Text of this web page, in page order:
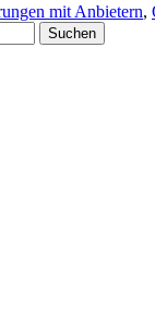
mit Anbietern,